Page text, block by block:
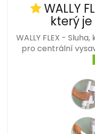
WALLY
který
WALLY FLEX -
pro centrální